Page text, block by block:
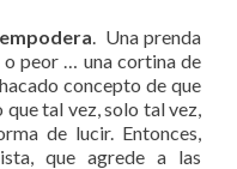
. Una prenda
peor … una cortina de
concepto de que
tal vez, solo tal vez,
de lucir. Entonces,
que agrede a las